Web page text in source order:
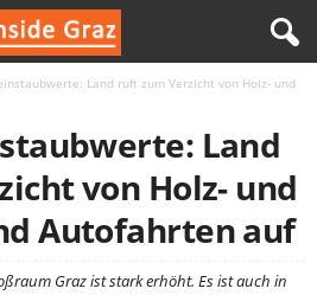
Land ruft zum Verzicht von Holz- und
Land
von Holz- und
Autofahrten auf
Graz ist stark erhöht. Es ist auch in